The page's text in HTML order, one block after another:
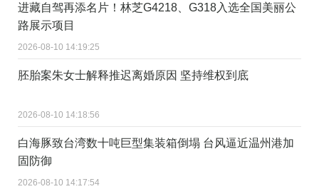
进藏自驾再添名片！林芝G4218、G318入选全国美丽公
路展示项目
2026-08-10 14:19:25
胚胎案朱女士解释推迟离婚原因 坚持维权到底
2026-08-10 14:18:56
白海豚致台湾数十吨巨型集装箱倒塌 台风逼近温州港加
固防御
2026-08-10 14:17:54